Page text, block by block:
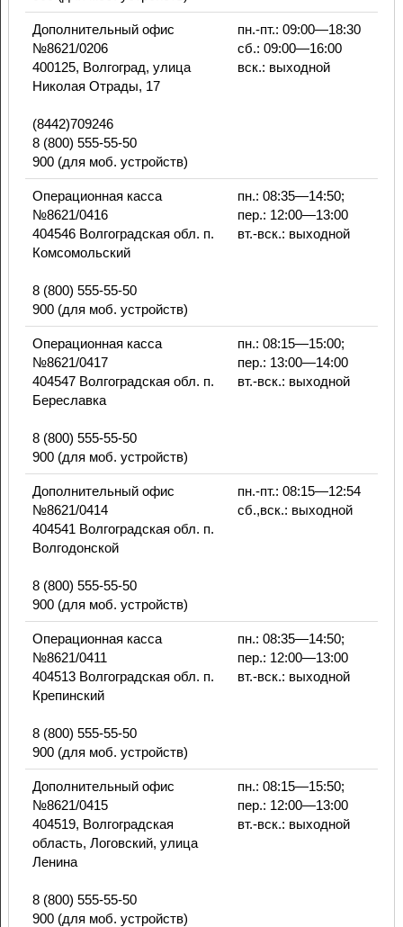
Дополнительный офис
№8621/0206
400125, Волгоград, улица
Николая Отрады, 17
(8442)709246
8 (800) 555-55-50
900 (для моб. устройств)
пн.-пт.: 09:00—18:30
сб.: 09:00—16:00
вск.: выходной
Операционная касса
№8621/0416
404546 Волгоградская обл. п.
Комсомольский
8 (800) 555-55-50
900 (для моб. устройств)
пн.: 08:35—14:50;
пер.: 12:00—13:00
вт.-вск.: выходной
Операционная касса
№8621/0417
404547 Волгоградская обл. п.
Береславка
8 (800) 555-55-50
900 (для моб. устройств)
пн.: 08:15—15:00;
пер.: 13:00—14:00
вт.-вск.: выходной
Дополнительный офис
№8621/0414
404541 Волгоградская обл. п.
Волгодонской
8 (800) 555-55-50
900 (для моб. устройств)
пн.-пт.: 08:15—12:54
сб.,вск.: выходной
Операционная касса
№8621/0411
404513 Волгоградская обл. п.
Крепинский
8 (800) 555-55-50
900 (для моб. устройств)
пн.: 08:35—14:50;
пер.: 12:00—13:00
вт.-вск.: выходной
Дополнительный офис
№8621/0415
404519, Волгоградская
область, Логовский, улица
Ленина
8 (800) 555-55-50
900 (для моб. устройств)
пн.: 08:15—15:50;
пер.: 12:00—13:00
вт.-вск.: выходной